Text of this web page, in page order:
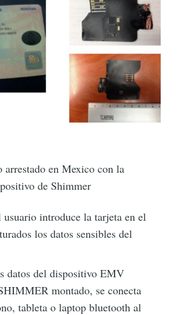
arrestado en Mexico con la
de Shimmer
usuario introduce la tarjeta en el
los datos sensibles del
datos del dispositivo EMV
montado, se conecta
tableta o laptop bluetooth al
Get all the latest &
delivered straight to
your inbox